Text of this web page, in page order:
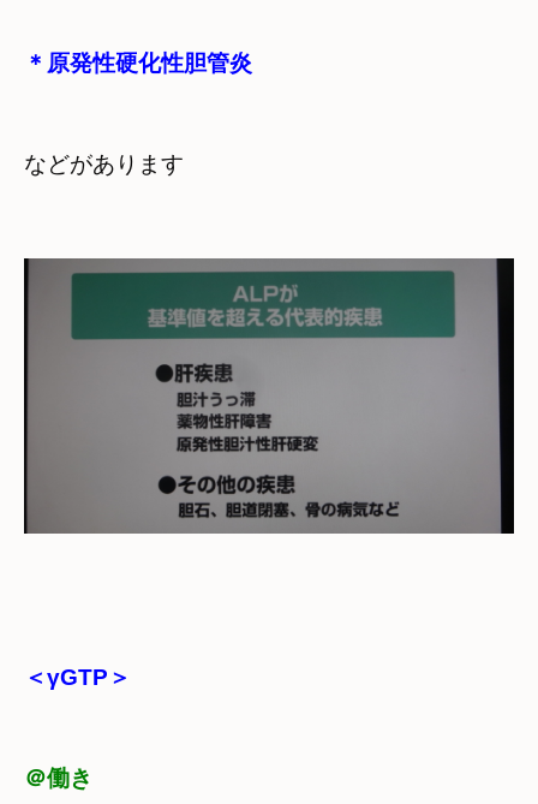
＊原発性硬化性胆管炎
などがあります
＜γGTP＞
＠働き